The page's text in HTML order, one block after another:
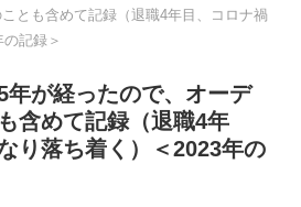
とも含めて記録（退職4年目、コロナ禍
記録＞
年が経ったので、オーデ
含めて記録（退職4年
り落ち着く）＜2023年の